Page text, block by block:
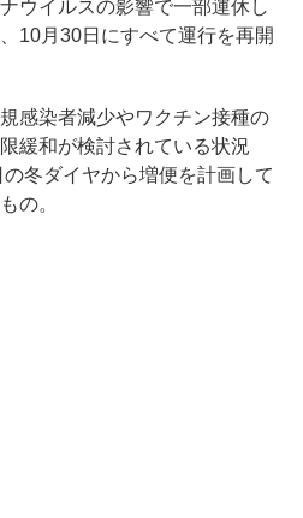
ウイルスの影響で一部運休し
10月30日にすべて運行を再開
感染者減少やワクチン接種の
緩和が検討されている状況
冬ダイヤから増便を計画して
の。